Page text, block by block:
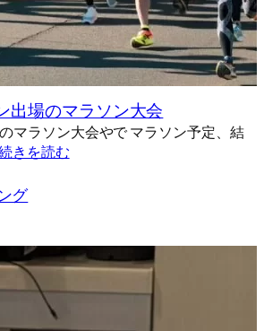
出場のマラソン大会
マラソン大会やで マラソン予定、結
きを読む
グ